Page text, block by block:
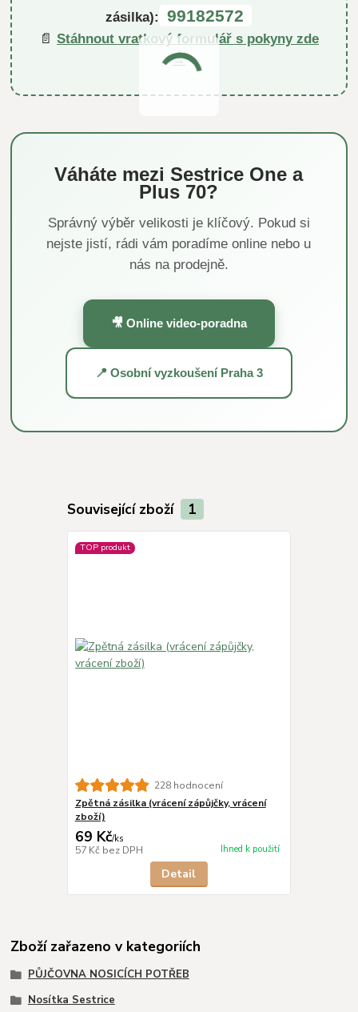
zásilka):
99182572
📄 Stáhnout vratkový formulář s pokyny zde
→
Váháte mezi Sestrice One a
Plus 70?
Správný výběr velikosti je klíčový. Pokud si
nejste jistí, rádi vám poradíme online nebo u
nás na prodejně.
🎥 Online video-poradna
📍 Osobní vyzkoušení Praha 3
Související zboží 1
TOP produkt
228 hodnocení
Zpětná zásilka (vrácení zápůjčky, vrácení
zboží)
69 Kč/ks
57 Kč bez DPH Ihned k použití
Detail
Zboží zařazeno v kategoriích
PŮJČOVNA NOSICÍCH POTŘEB
Nosítka Sestrice